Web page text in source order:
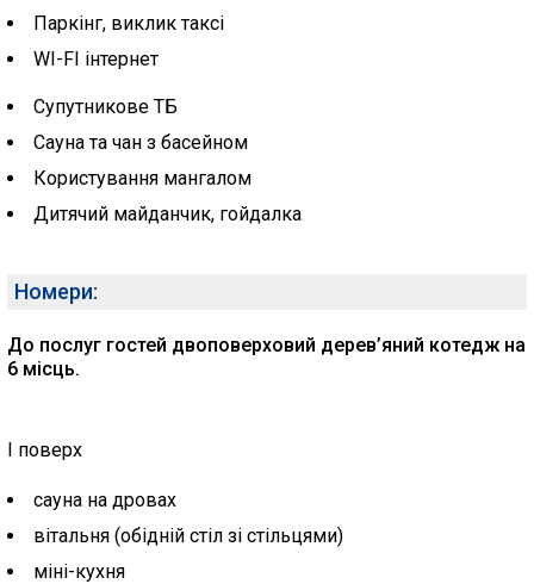
Паркінг, виклик таксі
WI-FI інтернет
Супутникове ТБ
Сауна та чан з басейном
Користування мангалом
Дитячий майданчик, гойдалка
Номери:
До послуг гостей двоповерховий дерев’яний котедж на
6 місць.
I поверх
сауна на дровах
вітальня (обідній стіл зі стільцями)
міні-кухня